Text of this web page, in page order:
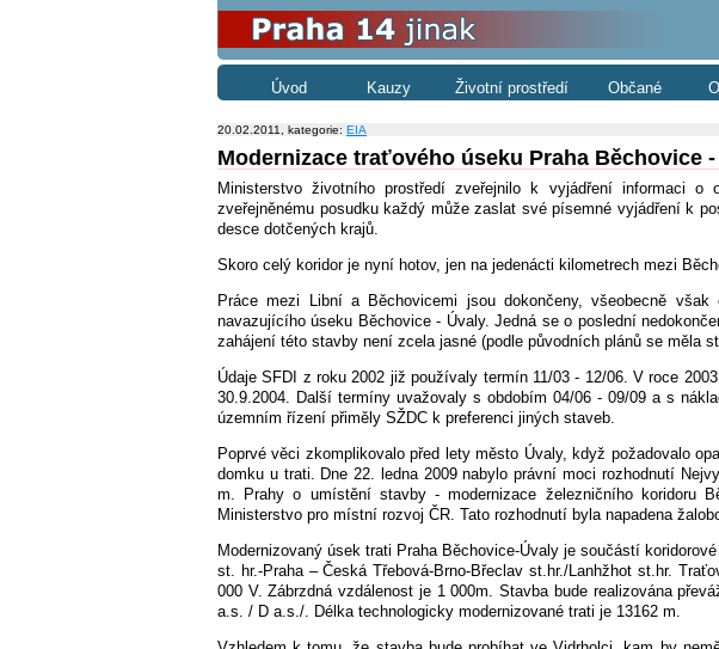
Úvod Kauzy Životní prostředí Občané
20.02.2011, kategorie: EIA
Modernizace traťového úseku Praha Běchovice
Ministerstvo životního prostředí zveřejnilo k vyjádření informaci o
zveřejněnému posudku každý může zaslat své písemné vyjádření k
desce dotčených krajů.
Skoro celý koridor je nyní hotov, jen na jedenácti kilometrech mezi
Práce mezi Libní a Běchovicemi jsou dokončeny, všeobecně
navazujícího úseku Běchovice - Úvaly. Jedná se o poslední
zahájení této stavby není zcela jasné (podle původních plánů se měla
Údaje SFDI z roku 2002 již používaly termín 11/03 - 12/06. V roce
30.9.2004. Další termíny uvažovaly s obdobím 04/06 - 09/09 a s
územním řízení přiměly SŽDC k preferenci jiných staveb.
Poprvé věci zkomplikovalo před lety město Úvaly, když požadovalo
domku u trati. Dne 22. ledna 2009 nabylo právní moci rozhodnutí
m. Prahy o umístění stavby - modernizace železničního koridoru
Ministerstvo pro místní rozvoj ČR. Tato rozhodnutí byla napadena
Modernizovaný úsek trati Praha Běchovice-Úvaly je součástí
st. hr.-Praha – Česká Třebová-Brno-Břeclav st.hr./Lanhžhot st.hr.
000 V. Zábrzdná vzdálenost je 1 000m. Stavba bude realizována
a.s. / D a.s./. Délka technologicky modernizované trati je 13162 m.